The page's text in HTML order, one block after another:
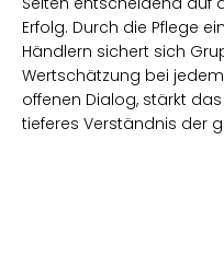
Erfolg. Durch die Pflege
Händlern sichert sich
Wertschätzung bei
offenen Dialog, stärkt
tieferes Verständnis der